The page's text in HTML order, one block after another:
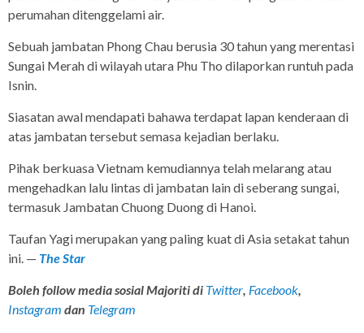
perumahan ditenggelami air.
Sebuah jambatan Phong Chau berusia 30 tahun yang merentasi
Sungai Merah di wilayah utara Phu Tho dilaporkan runtuh pada
Isnin.
Siasatan awal mendapati bahawa terdapat lapan kenderaan di
atas jambatan tersebut semasa kejadian berlaku.
Pihak berkuasa Vietnam kemudiannya telah melarang atau
mengehadkan lalu lintas di jambatan lain di seberang sungai,
termasuk Jambatan Chuong Duong di Hanoi.
Taufan Yagi merupakan yang paling kuat di Asia setakat tahun
ini. — The Star
Boleh follow media sosial Majoriti di Twitter, Facebook,
Instagram dan Telegram